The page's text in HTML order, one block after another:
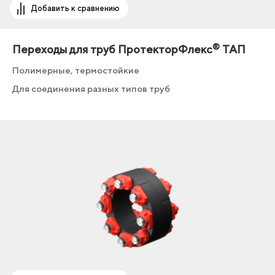
Добавить к сравнению
Переходы для труб ПротекторФлекс® ТАП
Полимерные, термостойкие
Для соединения разных типов труб